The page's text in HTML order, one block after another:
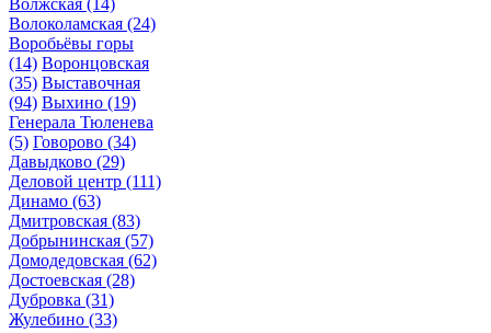
Волоколамская (24)
Воробьёвы горы
(14) Воронцовская
(35) Выставочная
(94) Выхино (19)
Генерала Тюленева
(5) Говорово (34)
Давыдково (29)
Деловой центр (111)
Динамо (63)
Дмитровская (83)
Добрынинская (57)
Домодедовская (62)
Достоевская (28)
Дубровка (31)
Жулебино (33)